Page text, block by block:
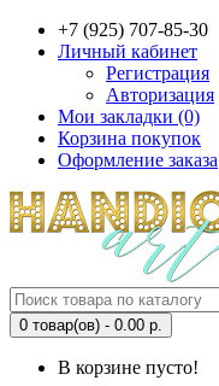
+7 (925) 707-85-30
Личный кабинет
Регистрация
Авторизация
Мои закладки (0)
Корзина покупок
Оформление заказа
0 товар(ов) - 0.00 р.
В корзине пусто!